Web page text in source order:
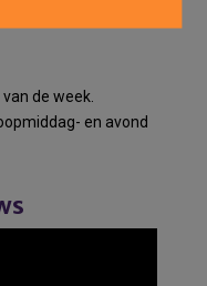
de week.
en avond